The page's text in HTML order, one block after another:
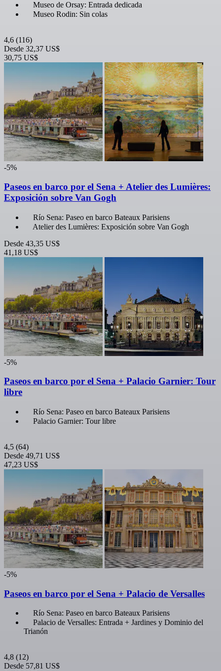
Museo de Orsay: Entrada dedicada
Museo Rodin: Sin colas
4,6 (116)
Desde 32,37 US$
30,75 US$
-5%
Paseos en barco por el Sena + Atelier des Lumières:
Exposición sobre Van Gogh
Río Sena: Paseo en barco Bateaux Parisiens
Atelier des Lumières: Exposición sobre Van Gogh
Desde 43,35 US$
41,18 US$
-5%
Paseos en barco por el Sena + Palacio Garnier: Tour
libre
Río Sena: Paseo en barco Bateaux Parisiens
Palacio Garnier: Tour libre
4,5 (64)
Desde 49,71 US$
47,23 US$
-5%
Paseos en barco por el Sena + Palacio de Versalles
Río Sena: Paseo en barco Bateaux Parisiens
Palacio de Versalles: Entrada + Jardines y Dominio del
Trianón
4,8 (12)
Desde 57,81 US$